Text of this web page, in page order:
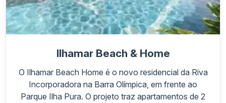
Ilhamar Beach & Home
O Ilhamar Beach Home é o novo residencial da Riva
Incorporadora na Barra Olímpica, em frente ao
Parque Ilha Pura. O projeto traz apartamentos de 2